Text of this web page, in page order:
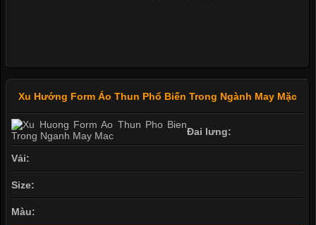
Xu Hướng Form Áo Thun Phổ Biến Trong Ngành May Mặc
Đai lưng:
Vải:
Size:
Màu: